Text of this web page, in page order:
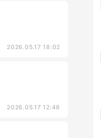
2026.05.17 18:02
2026.05.17 12:48